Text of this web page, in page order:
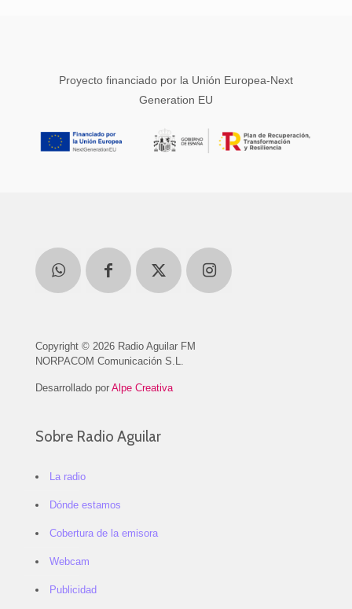
Proyecto financiado por la Unión Europea-Next
Generation EU
Copyright © 2026 Radio Aguilar FM
NORPACOM Comunicación S.L.
Desarrollado por Alpe Creativa
Sobre Radio Aguilar
La radio
Dónde estamos
Cobertura de la emisora
Webcam
Publicidad